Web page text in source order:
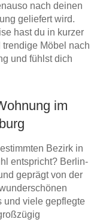
nach deinen
geliefert wird.
hast du in kurzer
Möbel nach
und fühlst dich
im
Bezirk in
entspricht? Berlin-
geprägt von der
und viele gepflegte